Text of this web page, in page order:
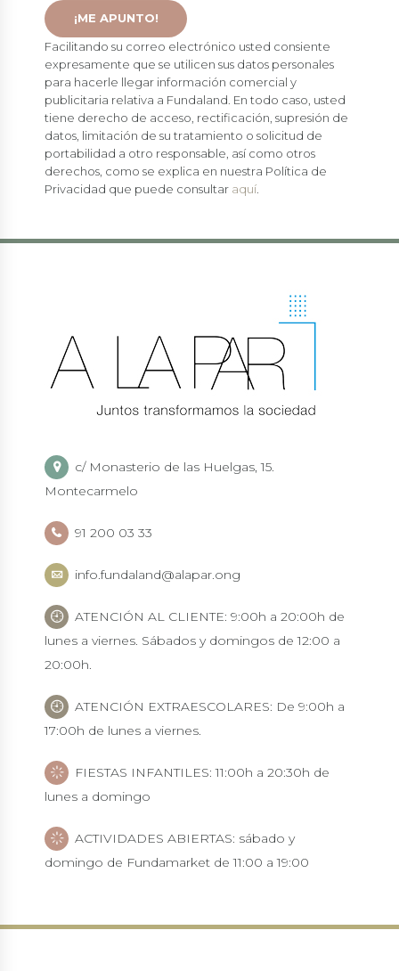
Facilitando su correo electrónico usted consiente
expresamente que se utilicen sus datos personales
para hacerle llegar información comercial y
publicitaria relativa a Fundaland. En todo caso, usted
tiene derecho de acceso, rectificación, supresión de
datos, limitación de su tratamiento o solicitud de
portabilidad a otro responsable, así como otros
derechos, como se explica en nuestra Política de
Privacidad que puede consultar aquí
c/ Monasterio de las Huelgas, 15.
Montecarmelo
91 200 03 33
info.fundaland@alapar.ong
ATENCIÓN AL CLIENTE: 9:00h a 20:00h de
lunes a viernes. Sábados y domingos de 12:00 a
20:00h.
ATENCIÓN EXTRAESCOLARES: De 9:00h a
17:00h de lunes a viernes.
FIESTAS INFANTILES: 11:00h a 20:30h de
lunes a domingo
ACTIVIDADES ABIERTAS: sábado y
domingo de Fundamarket de 11:00 a 19:00